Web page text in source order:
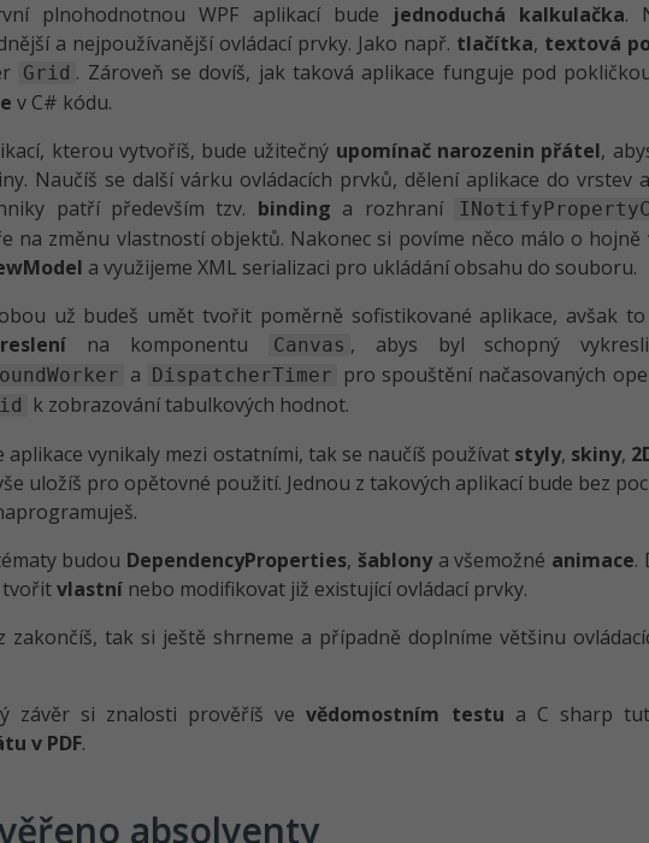
plnohodnotnou WPF aplikací bude jednoduchá kalkulačka.
a nejpoužívanější ovládací prvky. Jako např. tlačítka, textová
Grid . Zároveň se dovíš, jak taková aplikace funguje pod
v C# kódu.
kterou vytvoříš, bude užitečný upomínač narozenin přátel,
Naučíš se další várku ovládacích prvků, dělení aplikace do vrstev
patří především tzv. binding a rozhraní
na změnu vlastností objektů. Nakonec si povíme něco málo o
a využijeme XML serializaci pro ukládání obsahu do souboru.
už budeš umět tvořit poměrně sofistikované aplikace, avšak
na komponentu Canvas , abys byl schopný
a DispatcherTimer pro spouštění načasovaných
k zobrazování tabulkových hodnot.
aplikace vynikaly mezi ostatními, tak se naučíš používat styly, skiny,
uložíš pro opětovné použití. Jednou z takových aplikací bude bez
budou DependencyPro­perties, šablonya všemožné animace.
tvořitvlastní nebo modifikovat již existující ovládací prvky.
zakončíš, tak si ještě shrneme a případně doplníme většinu
závěr si znalosti prověříš vevědomostním testu a C sharp
v PDF.
absolventy